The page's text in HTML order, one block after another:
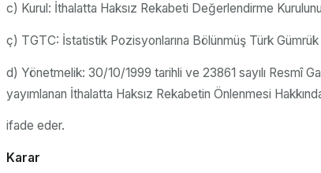
c) Kurul: İthalatta Haksız Rekabeti Değerlendirme
ç) TGTC: İstatistik Pozisyonlarına Bölünmüş Türk
d) Yönetmelik: 30/10/1999 tarihli ve 23861 sayılı Resmî
yayımlanan İthalatta Haksız Rekabetin Önlenmesi
ifade eder.
Karar